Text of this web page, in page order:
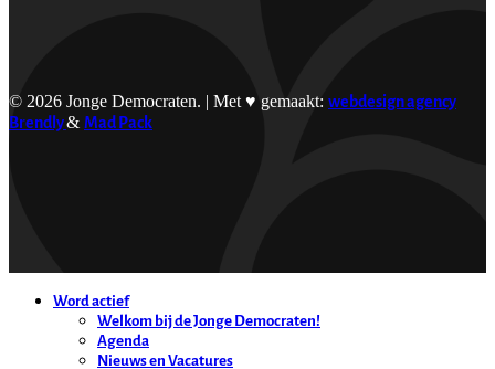
© 2026 Jonge Democraten. | Met ♥︎ gemaakt: webdesign agency
Brendly& Mad Pack
Word actief
Welkom bij de Jonge Democraten!
Agenda
Nieuws en Vacatures